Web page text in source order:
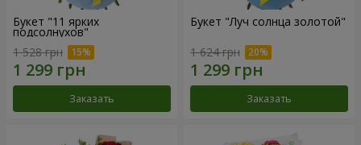
Букет "11 ярких
подсолнухов"
1 528 грн
Заказать
Букет "Луч солнца золотой"
1 624 грн
Заказать